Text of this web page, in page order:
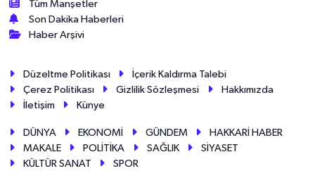
Tüm Manşetler
Son Dakika Haberleri
Haber Arşivi
Düzeltme Politikası
İçerik Kaldırma Talebi
Çerez Politikası
Gizlilik Sözleşmesi
Hakkımızda
İletişim
Künye
DÜNYA EKONOMİ GÜNDEM
HAKKARİ HABER
MAKALE
POLİTİKA SAĞLIK
SİYASET
KÜLTÜR SANAT
SPOR